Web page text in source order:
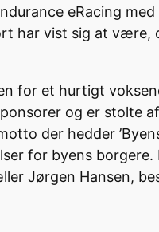
eRacing med
har vist sig at være,
for et hurtigt
og er stolte
der hedder ’Byens
for byens
Jørgen Hansen,